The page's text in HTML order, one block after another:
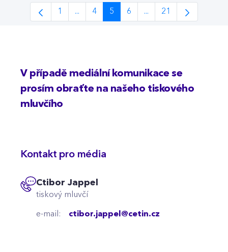
Stránka
1 ...
Intermediate Pages Use TAB to navigate.
Stránka
4
Stránka
5
Stránka
6 ...
Intermediate Pages
Stránka
21
V případě mediální komunikace se
prosím obraťte na našeho tiskového
mluvčího
Kontakt pro média
Ctibor Jappel
tiskový mluvčí
e-mail: ctibor.jappel@cetin.cz